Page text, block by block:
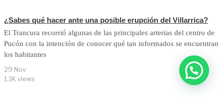
¿Sabes qué hacer ante una posible erupción del Villarrica?
El Trancura recorrió algunas de las principales arterias del centro de
Pucón con la intención de conocer qué tan informados se encuentran
los habitantes
29 Nov
1.1K views